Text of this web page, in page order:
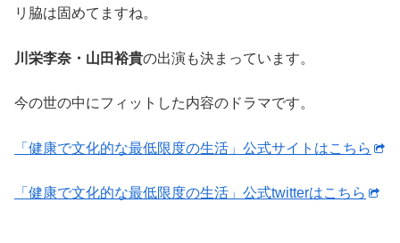
リ脇は固めてますね。
川栄李奈・山田裕貴の出演も決まっています。
今の世の中にフィットした内容のドラマです。
「健康で文化的な最低限度の生活」公式サイトはこちら
「健康で文化的な最低限度の生活」公式twitterはこちら